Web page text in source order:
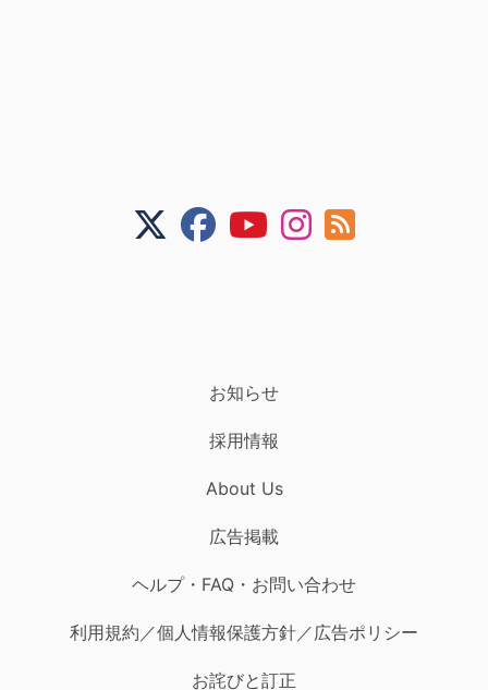
お知らせ
採用情報
About Us
広告掲載
ヘルプ・FAQ・お問い合わせ
利用規約／個人情報保護方針／広告ポリシー
お詫びと訂正